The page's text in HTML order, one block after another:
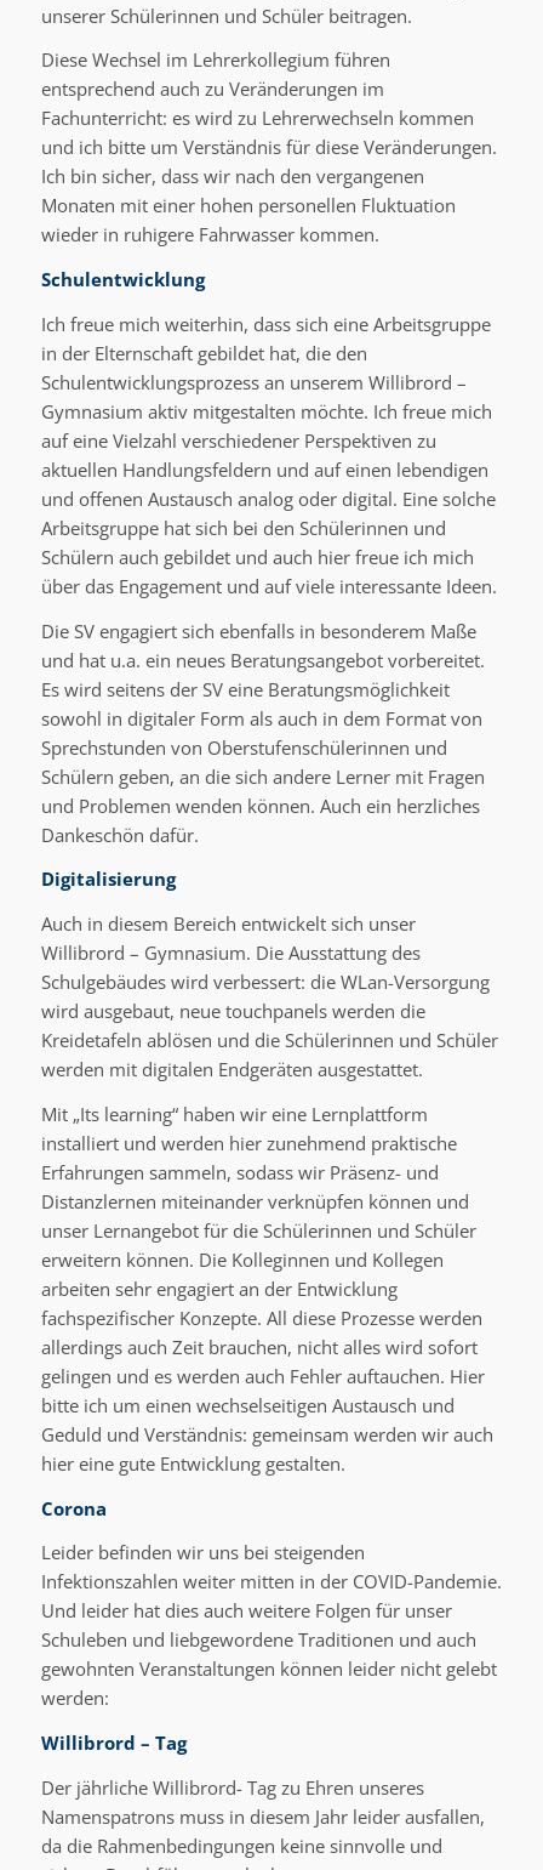
unserer Schülerinnen und Schüler beitragen.
Diese Wechsel im Lehrerkollegium führen
entsprechend auch zu Veränderungen im
Fachunterricht: es wird zu Lehrerwechseln kommen
und ich bitte um Verständnis für diese Veränderungen.
Ich bin sicher, dass wir nach den vergangenen
Monaten mit einer hohen personellen Fluktuation
wieder in ruhigere Fahrwasser kommen.
Schulentwicklung
Ich freue mich weiterhin, dass sich eine Arbeitsgruppe
in der Elternschaft gebildet hat, die den
Schulentwicklungsprozess an unserem Willibrord –
Gymnasium aktiv mitgestalten möchte. Ich freue mich
auf eine Vielzahl verschiedener Perspektiven zu
aktuellen Handlungsfeldern und auf einen lebendigen
und offenen Austausch analog oder digital. Eine solche
Arbeitsgruppe hat sich bei den Schülerinnen und
Schülern auch gebildet und auch hier freue ich mich
über das Engagement und auf viele interessante Ideen.
Die SV engagiert sich ebenfalls in besonderem Maße
und hat u.a. ein neues Beratungsangebot vorbereitet.
Es wird seitens der SV eine Beratungsmöglichkeit
sowohl in digitaler Form als auch in dem Format von
Sprechstunden von Oberstufenschülerinnen und
Schülern geben, an die sich andere Lerner mit Fragen
und Problemen wenden können. Auch ein herzliches
Dankeschön dafür.
Digitalisierung
Auch in diesem Bereich entwickelt sich unser
Willibrord – Gymnasium. Die Ausstattung des
Schulgebäudes wird verbessert: die WLan-Versorgung
wird ausgebaut, neue touchpanels werden die
Kreidetafeln ablösen und die Schülerinnen und Schüler
werden mit digitalen Endgeräten ausgestattet.
Mit „Its learning“ haben wir eine Lernplattform
installiert und werden hier zunehmend praktische
Erfahrungen sammeln, sodass wir Präsenz- und
Distanzlernen miteinander verknüpfen können und
unser Lernangebot für die Schülerinnen und Schüler
erweitern können. Die Kolleginnen und Kollegen
arbeiten sehr engagiert an der Entwicklung
fachspezifischer Konzepte. All diese Prozesse werden
allerdings auch Zeit brauchen, nicht alles wird sofort
gelingen und es werden auch Fehler auftauchen. Hier
bitte ich um einen wechselseitigen Austausch und
Geduld und Verständnis: gemeinsam werden wir auch
hier eine gute Entwicklung gestalten.
Corona
Leider befinden wir uns bei steigenden
Infektionszahlen weiter mitten in der COVID-Pandemie.
Und leider hat dies auch weitere Folgen für unser
Schuleben und liebgewordene Traditionen und auch
gewohnten Veranstaltungen können leider nicht gelebt
werden:
Willibrord – Tag
Der jährliche Willibrord- Tag zu Ehren unseres
Namenspatrons muss in diesem Jahr leider ausfallen,
da die Rahmenbedingungen keine sinnvolle und